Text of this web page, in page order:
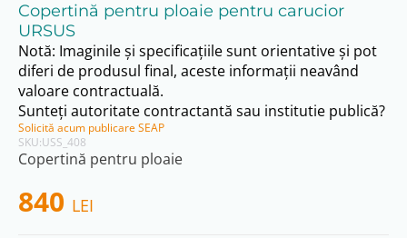
SKU:USS_408
Copertină pentru ploaie pentru carucior
URSUS
Copertină pentru ploaie
840 LEI
Notă: Imaginile și specificațiile sunt orientative și pot
diferi de produsul final, aceste informații neavând
valoare contractuală.
Sunteți autoritate contractantă sau institutie publică?
Solicită acum publicare SEAP